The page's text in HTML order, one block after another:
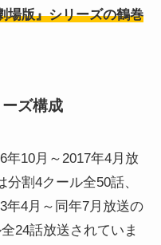
場版』シリーズの鶴巻
ズ構成
年10月～2017年4月放
割4クール全50話、
年4月～同年7月放送の
24話放送されていま